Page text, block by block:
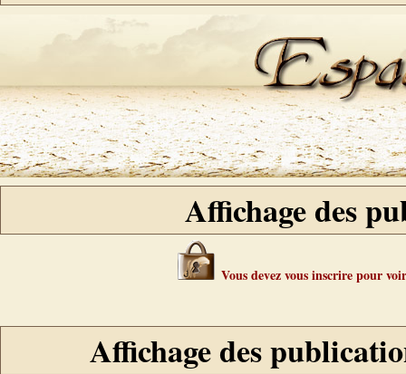
Affichage des
Vous devez vous inscrire pour
Affichage des